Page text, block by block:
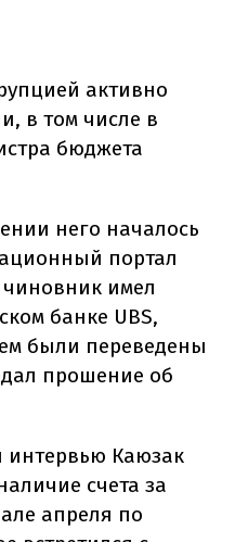
активно
в том числе в
бюджета
него началось
портал
имел
банке UBS,
были переведены
прошение об
интервью Каюзак
счета за
апреля по